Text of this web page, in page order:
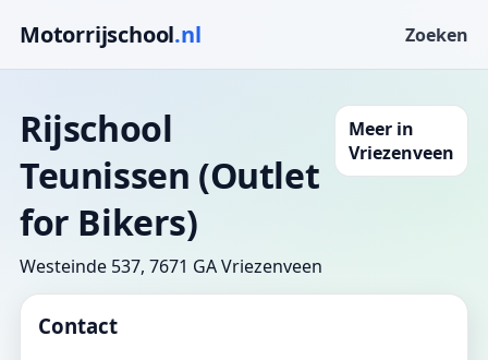
Motorrijschool.nl Zoeken
Rijschool
Teunissen (Outlet
for Bikers)
Westeinde 537, 7671 GA Vriezenveen
Meer in
Vriezenveen
Contact